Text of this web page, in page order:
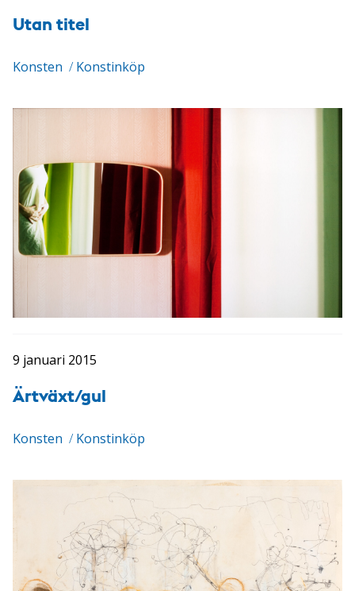
Utan titel
Konsten / Konstinköp
9 januari 2015
Ärtväxt/gul
Konsten / Konstinköp